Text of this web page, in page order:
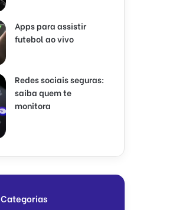
Apps para assistir
futebol ao vivo
Redes sociais seguras:
saiba quem te
monitora
Categorias